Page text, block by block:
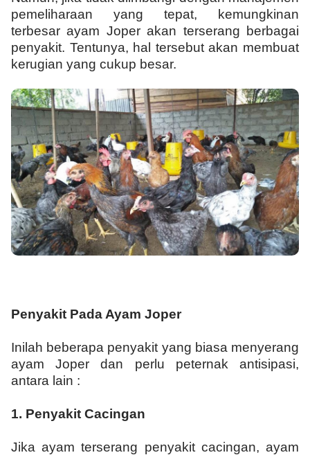
pemeliharaan yang tepat, kemungkinan
terbesar ayam Joper akan terserang berbagai
penyakit. Tentunya, hal tersebut akan membuat
kerugian yang cukup besar.
Penyakit Pada Ayam Joper
Inilah beberapa penyakit yang biasa menyerang
ayam Joper dan perlu peternak antisipasi,
antara lain :
1. Penyakit Cacingan
Jika ayam terserang penyakit cacingan, ayam